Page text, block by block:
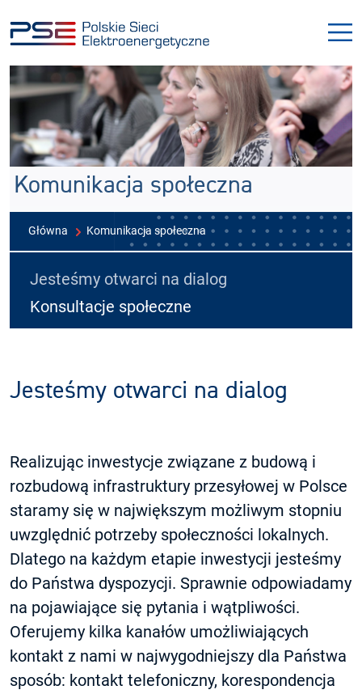
do
menu
do
treści
Komunikacja społeczna
Główna Komunikacja społeczna
Jesteśmy otwarci na dialog
Konsultacje społeczne
Jesteśmy otwarci na dialog
Realizując inwestycje związane z budową i
rozbudową infrastruktury przesyłowej w Polsce
staramy się w największym możliwym stopniu
uwzględnić potrzeby społeczności lokalnych.
Dlatego na każdym etapie inwestycji jesteśmy
do Państwa dyspozycji. Sprawnie odpowiadamy
na pojawiające się pytania i wątpliwości.
Oferujemy kilka kanałów umożliwiających
kontakt z nami w najwygodniejszy dla Państwa
sposób: kontakt telefoniczny, korespondencja